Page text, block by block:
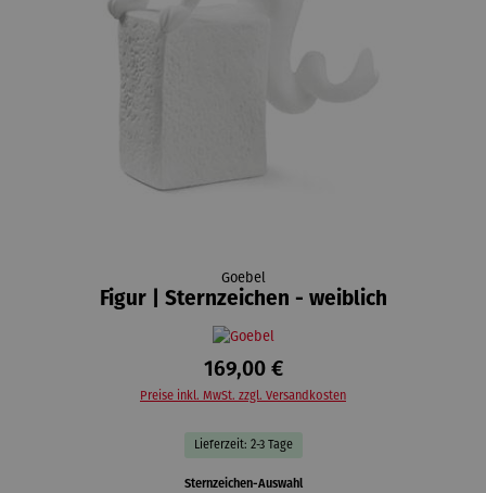
Goebel
Figur | Sternzeichen - weiblich
169,00 €
Preise inkl. MwSt. zzgl. Versandkosten
Lieferzeit: 2-3 Tage
Sternzeichen-Auswahlauswählen